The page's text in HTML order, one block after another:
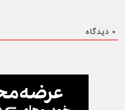
۰ دیدگاه